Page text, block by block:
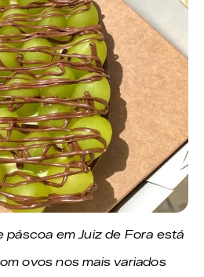
em Juiz de Fora está
ovos nos mais variados